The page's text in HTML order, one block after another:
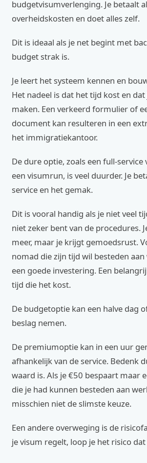
budgetvisumverlenging. Je betaalt
overheidskosten en doet alles zelf.
Dit is ideaal als je net begint met
budget strak is.
Je leert het systeem kennen en
Het nadeel is dat het tijd kost en
maken. Een verkeerd formulier of
document kan resulteren in een
het immigratiekantoor.
De dure optie, zoals een full-
een visumrun, is veel duurder. Je
service en het gemak.
Dit is vooral handig als je niet veel
niet zeker bent van de procedures.
meer, maar je krijgt gemoedsrust.
nomad die zijn tijd wil besteden
een goede investering. Een
tijd die het kost.
De budgetoptie kan een halve dag
beslag nemen.
De premiumoptie kan in een uur
afhankelijk van de service. Bedenk
waard is. Als je €50 bespaart maar
die je had kunnen besteden aan
misschien niet de slimste keuze.
Een andere overweging is de
je visum regelt, loop je het risico